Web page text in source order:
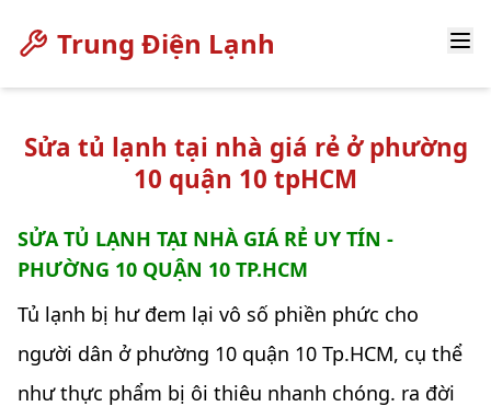
Trung Điện Lạnh
Sửa tủ lạnh tại nhà giá rẻ ở phường
10 quận 10 tpHCM
SỬA TỦ LẠNH TẠI NHÀ GIÁ RẺ UY TÍN -
PHƯỜNG 10 QUẬN 10 TP.HCM
Tủ lạnh bị hư đem lại vô số phiền phức cho
người dân ở phường 10 quận 10 Tp.HCM, cụ thể
như thực phẩm bị ôi thiêu nhanh chóng. ra đời